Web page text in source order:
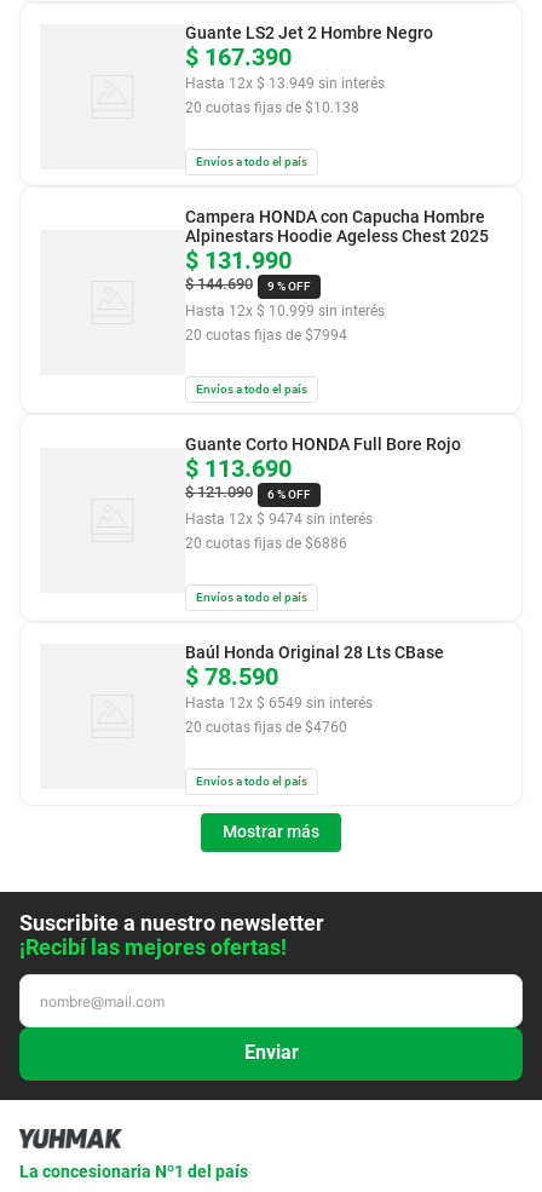
$ 167.390
Hasta 12x $ 13.949 sin interés
20 cuotas fijas de $10.138
Guante LS2 Jet 2 Hombre Negro
Envíos a todo el país
$ 131.990
$ 144.690 9 %OFF
Hasta 12x $ 10.999 sin interés
20 cuotas fijas de $7994
Campera HONDA con Capucha Hombre
Alpinestars Hoodie Ageless Chest 2025
Envíos a todo el país
$ 113.690
$ 121.090 6 %OFF
Hasta 12x $ 9474 sin interés
20 cuotas fijas de $6886
Guante Corto HONDA Full Bore Rojo
Envíos a todo el país
$ 78.590
Hasta 12x $ 6549 sin interés
20 cuotas fijas de $4760
Baúl Honda Original 28 Lts CBase
Envíos a todo el país
Mostrar más
Suscribite a nuestro newsletter
¡Recibí las mejores ofertas!
Enviar
La concesionaria Nº1 del país